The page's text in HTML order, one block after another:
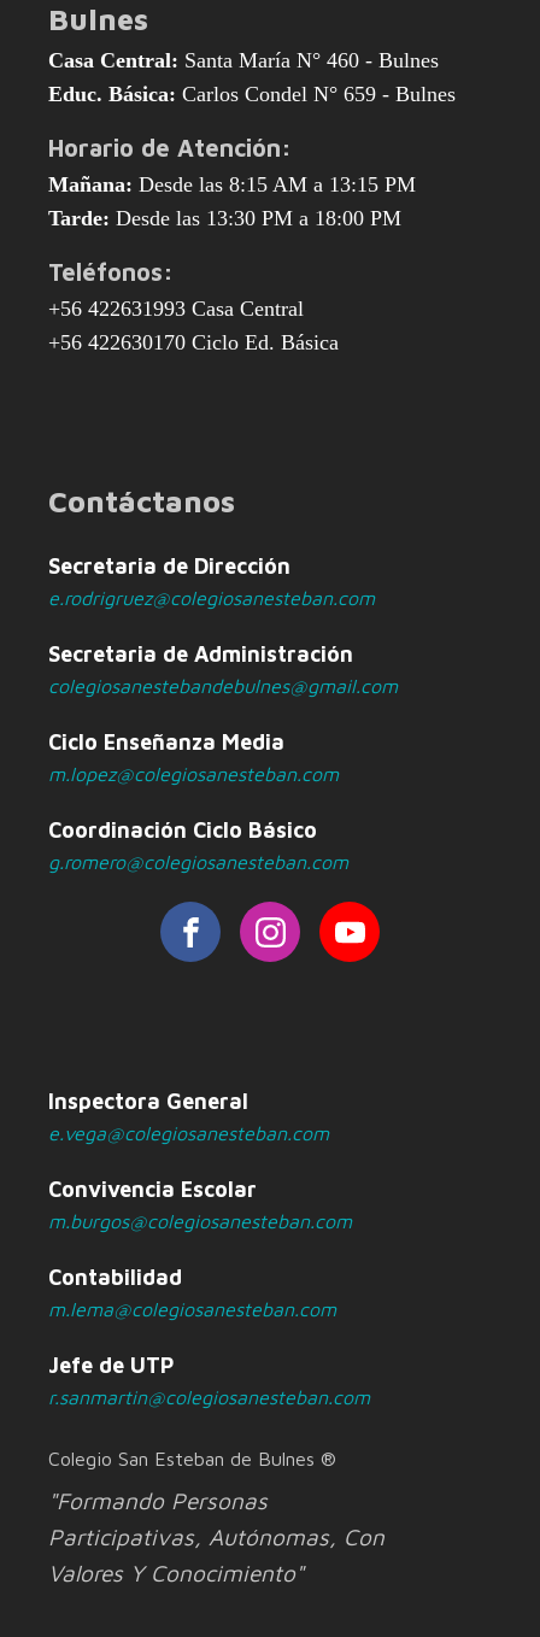
Bulnes
Casa Central: Santa María N° 460 - Bulnes
Educ. Básica: Carlos Condel N° 659 - Bulnes
Horario de Atención:
Mañana: Desde las 8:15 AM a 13:15 PM
Tarde: Desde las 13:30 PM a 18:00 PM
Teléfonos:
+56 422631993 Casa Central
+56 422630170 Ciclo Ed. Básica
Contáctanos
Secretaria de Dirección
e.rodrigruez@colegiosanesteban.com
Secretaria de Administración
colegiosanestebandebulnes@gmail.com
Ciclo Enseñanza Media
m.lopez@colegiosanesteban.com
Coordinación Ciclo Básico
g.romero@colegiosanesteban.com
Inspectora General
e.vega@colegiosanesteban.com
Convivencia Escolar
m.burgos@colegiosanesteban.com
Contabilidad
m.lema@colegiosanesteban.com
Jefe de UTP
r.sanmartin@colegiosanesteban.com
Colegio San Esteban de Bulnes ®
"Formando Personas
Participativas, Autónomas, Con
Valores Y Conocimiento"